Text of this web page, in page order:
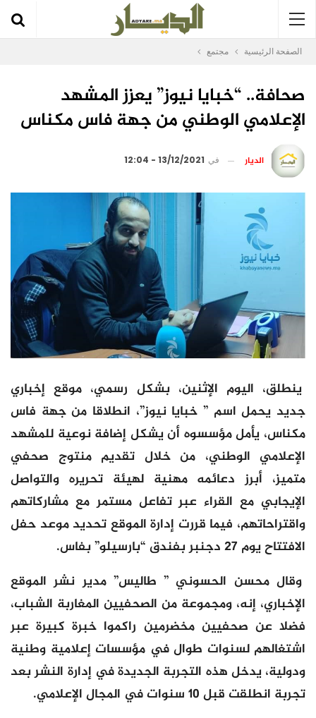
الصفحة الرئيسية مجتمع
صحافة.. “خبايا نيوز” يعزز المشهد
الإعلامي الوطني من جهة فاس مكناس
الديار في 13/12/2021 - 12:04
ينطلق، اليوم الإثنين، بشكل رسمي، موقع إخباري
جديد يحمل اسم ” خبايا نيوز”، انطلاقا من جهة فاس
مكناس، يأمل مؤسسوه أن يشكل إضافة نوعية للمشهد
الإعلامي الوطني، من خلال تقديم منتوج صحفي
متميز، أبرز دعائمه مهنية لهيئة تحريره والتواصل
الإيجابي مع القراء عبر تفاعل مستمر مع مشاركاتهم
واقتراحاتهم، فيما قررت إدارة الموقع تحديد موعد حفل
الافتتاح يوم 27 دجنبر بفندق “بارسيلو” بفاس.
وقال محسن الحسوني ” طاليس” مدير نشر الموقع
الإخباري، إنه، ومجموعة من الصحفيين المغاربة الشباب،
فضلا عن صحفيين مخضرمين راكموا خبرة كبيرة عبر
اشتغالهم لسنوات طوال في مؤسسات إعلامية وطنية
ودولية، يدخل هذه التجربة الجديدة في إدارة النشر بعد
تجربة انطلقت قبل 10 سنوات في المجال الإعلامي.